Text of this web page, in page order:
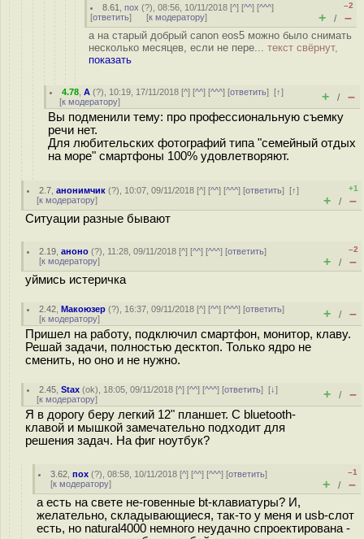
8.61 ,пох (?), 08:56, 10/11/2018 [^] [^^] [^^^]
[ответить] [к модератору]
–2
+ / –
а на старый добрый canon eos5 можно было снимать
несколько месяцев, если не пере... текст свёрнут,
показать
4.78 ,A (?), 10:19, 17/11/2018 [^] [^^] [^^^] [ответить][↑]
[к модератору] + / –
Вы подменили тему: про профессиональную съемку
речи нет.
Для любительских фотографий типа "семейный отдых
на море" смартфоны 100% удовлетворяют.
2.7 ,анонимчик (?), 10:07, 09/11/2018 [^] [^^] [^^^] [ответить][↑]
[к модератору]
+1
+ / –
Ситуации разные бывают
2.19 ,аноно (?), 11:28, 09/11/2018 [^] [^^] [^^^] [ответить]
[к модератору]
–2
+ / –
уймись истеричка
2.42 ,Макоюзер (?), 16:37, 09/11/2018 [^] [^^] [^^^] [ответить]
[к модератору] + / –
Пришел на работу, подключил смартфон, монитор, клаву.
Решай задачи, полностью десктоп. Только ядро не
сменить, но оно и не нужно.
2.45 ,Stax (ok), 18:05, 09/11/2018 [^] [^^] [^^^] [ответить][↓]
[к модератору] + / –
Я в дорогу беру легкий 12" планшет. С bluetooth-
клавой и мышкой замечательно подходит для
решения задач. На фиг ноутбук?
3.62 ,пох (?), 08:58, 10/11/2018 [^] [^^] [^^^] [ответить]
[к модератору]
–1
+ / –
а есть на свете не-говенные bt-клавиатуры? И,
желательно, складывающиеся, так-то у меня и usb-слот
есть, но natural4000 немного неудачно спроектирована -